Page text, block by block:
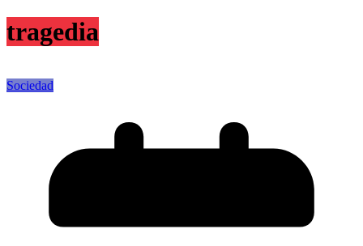
tragedia
Sociedad